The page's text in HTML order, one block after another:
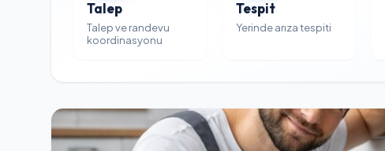
Talep
Talep ve randevu
koordinasyonu
Tespit
Yerinde arıza tespiti